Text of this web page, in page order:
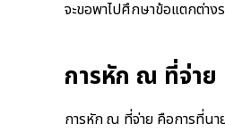
จะขอพาไปศึกษาข้อแตกต่าง
การหัก ณ ที่จ่าย
การหัก ณ ที่จ่าย คือการที่นา